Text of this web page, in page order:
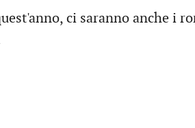
ci saranno anche i